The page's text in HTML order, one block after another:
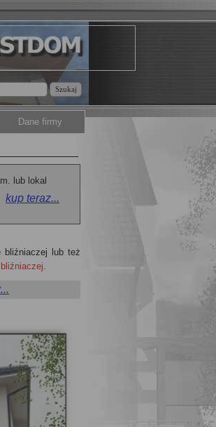
Szukaj
Dane firmy
lub lokal
kup teraz...
bliźniaczej lub też